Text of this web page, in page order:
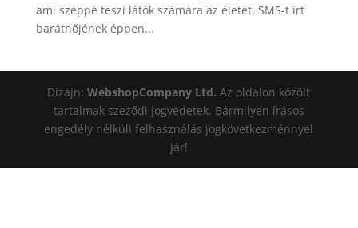
ami széppé teszi látók számára az életet. SMS-t irt
barátnőjének éppen...
Dizájn:WebshopCompany Ltd.Az oldalon közölt
tartalmak szeződi jogvédetek. Bármilyen írásos
engedély nélküli felhasználás jogkövetkezménnyel
jár!